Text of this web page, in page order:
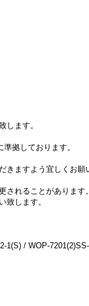
します。
拠しております。
ますよう宜しくお願
れることがあります。
致します。
1(S) / WOP-